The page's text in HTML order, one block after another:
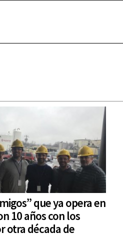
que ya opera en
10 años con los
otra década de